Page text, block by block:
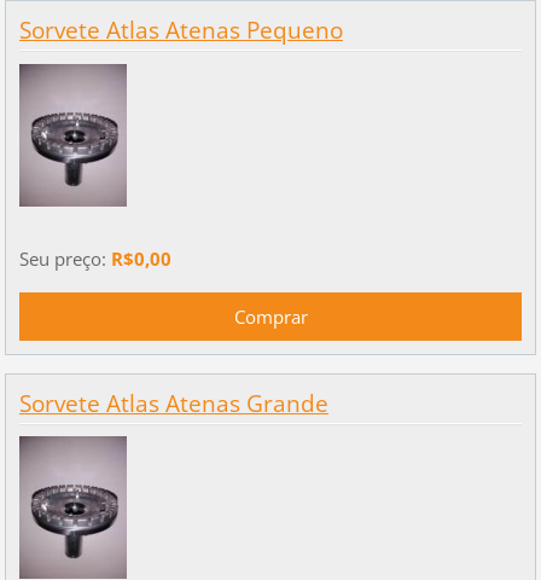
Sorvete Atlas Atenas Pequeno
Seu preço: R$0,00
Sorvete Atlas Atenas Grande